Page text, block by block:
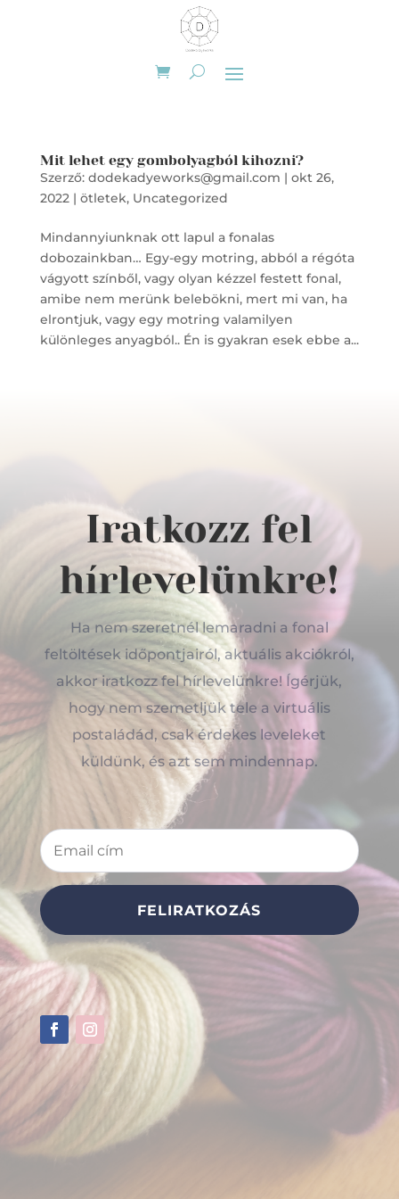
Mit lehet egy gombolyagból kihozni?
Szerző: dodekadyeworks@gmail.com | okt 26,
2022| ötletek, Uncategorized
Mindannyiunknak ott lapul a fonalas
dobozainkban… Egy-egy motring, abból a régóta
vágyott színből, vagy olyan kézzel festett fonal,
amibe nem merünk belebökni, mert mi van, ha
elrontjuk, vagy egy motring valamilyen
különleges anyagból.. Én is gyakran esek ebbe a...
Iratkozz fel
hírlevelünkre!
Ha nem szeretnél lemaradni a fonal
feltöltések időpontjairól, aktuális akciókról,
akkor iratkozz fel hírlevelünkre! Ígérjük,
hogy nem szemetljük tele a virtuális
postaládád, csak érdekes leveleket
küldünk, és azt sem mindennap.
FELIRATKOZÁS